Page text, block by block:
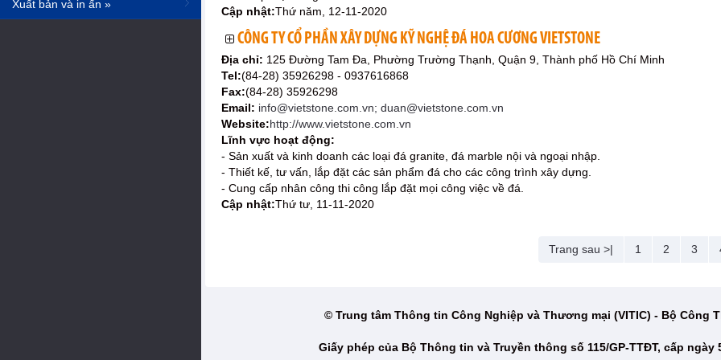
Xuất bản và in ấn »
Cập nhật:Thứ năm, 12-11-2020
CÔNG TY CỔ PHẦN XÂY DỰNG KỸ NGHỆ ĐÁ HOA CƯƠNG VIETSTONE
Địa chỉ: 125 Đường Tam Đa, Phường Trường Thạnh, Quận 9, Thành phố Hồ Chí Minh
Tel:(84-28) 35926298 - 0937616868
Fax:(84-28) 35926298
Email: info@vietstone.com.vn; duan@vietstone.com.vn
Website:http://www.vietstone.com.vn
Lĩnh vực hoạt động:
- Sản xuất và kinh doanh các loại đá granite, đá marble nội và ngoại nhập.
- Thiết kế, tư vấn, lắp đặt các sản phẩm đá cho các công trình xây dựng.
- Cung cấp nhân công thi công lắp đặt mọi công việc về đá.
Cập nhật:Thứ tư, 11-11-2020
Trang sau >| 1 2 3
© Trung tâm Thông tin Công Nghiệp và Thương mại (VITIC) - Bộ Công
Giấy phép của Bộ Thông tin và Truyền thông số 115/GP-TTĐT, cấp ngày